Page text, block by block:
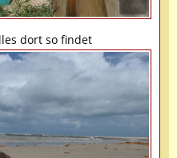
dort so findet